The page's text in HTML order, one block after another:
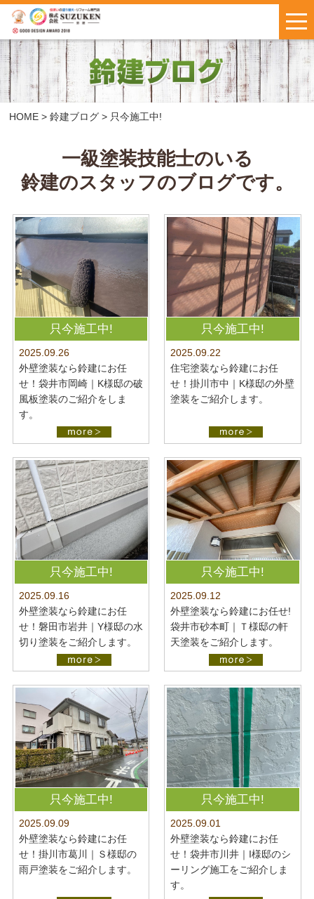
鈴建ブログ
新着情報
W保証について
会社概要
はじめての方へ
施工事例
お客様の声
お問い合わせ ・お見積もり
LINEで気軽に
お問い合わせ
インスタで
最新施工事例
公開中
プライバシーポリシー
HOME > 鈴建ブログ > 只今施工中!
一級塗装技能士のいる
鈴建のスタッフのブログです。
只今施工中!
2025.09.26
外壁塗装なら鈴建にお任
せ！袋井市岡崎｜K様邸の破
風板塗装のご紹介をしま
す。
只今施工中!
2025.09.22
住宅塗装なら鈴建にお任
せ！掛川市中｜K様邸の外壁
塗装をご紹介します。
只今施工中!
2025.09.16
外壁塗装なら鈴建にお任
せ！磐田市岩井｜Y様邸の水
切り塗装をご紹介します。
只今施工中!
2025.09.12
外壁塗装なら鈴建にお任せ!
袋井市砂本町｜Ｔ様邸の軒
天塗装をご紹介します。
只今施工中!
2025.09.09
外壁塗装なら鈴建にお任
せ！掛川市葛川｜Ｓ様邸の
雨戸塗装をご紹介します。
只今施工中!
2025.09.01
外壁塗装なら鈴建にお任
せ！袋井市川井｜I様邸のシ
ーリング施工をご紹介しま
す。